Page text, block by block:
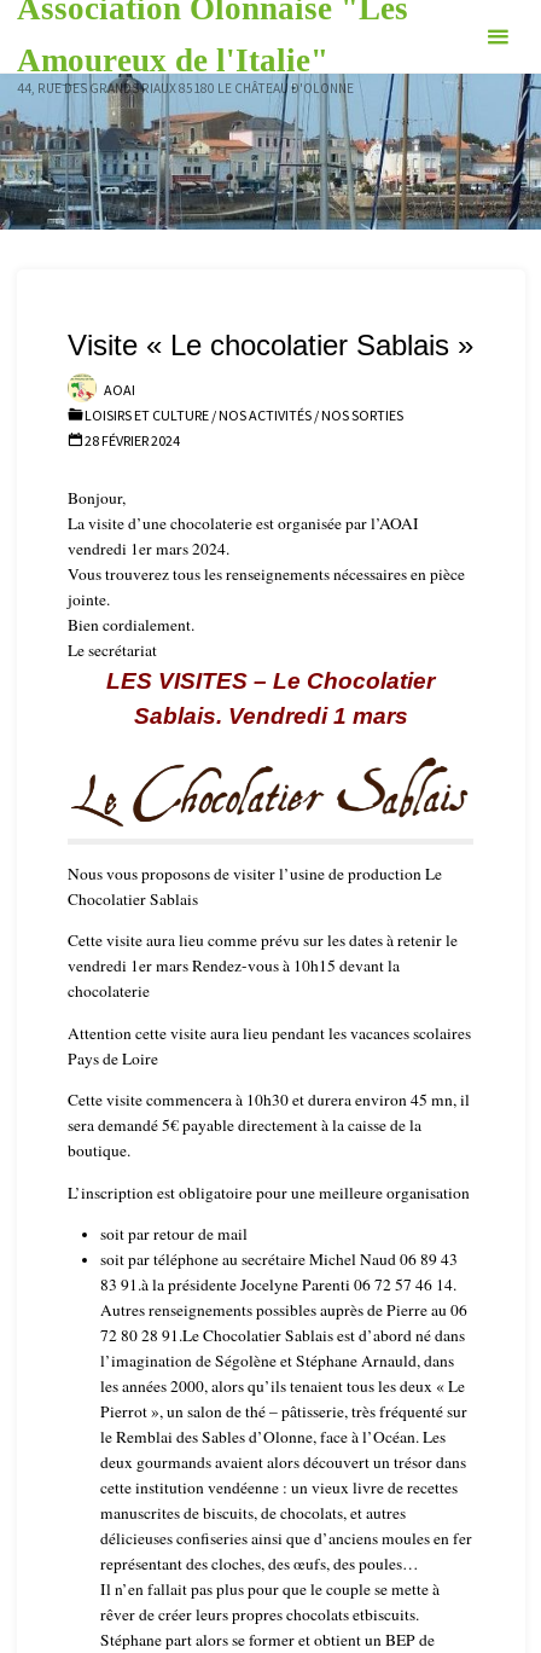
Skip
content
Association Olonnaise "Les
Amoureux de l'Italie"
44, RUE DES GRANDS RIAUX 85180 LE CHÂTEAU D'OLONNE
Visite « Le chocolatier Sablais »
AOAI
LOISIRS ET CULTURE /NOS ACTIVITÉS /NOS SORTIES
28 FÉVRIER 2024
Bonjour,
La visite d’une chocolaterie est organisée par l’AOAI
vendredi 1er mars 2024.
Vous trouverez tous les renseignements nécessaires en pièce
jointe.
Bien cordialement.
Le secrétariat
LES VISITES – Le Chocolatier
Sablais. Vendredi 1 mars
Nous vous proposons de visiter l’usine de production Le
Chocolatier Sablais
Cette visite aura lieu comme prévu sur les dates à retenir le
vendredi 1er mars Rendez-vous à 10h15 devant la
chocolaterie
Attention cette visite aura lieu pendant les vacances scolaires
Pays de Loire
Cette visite commencera à 10h30 et durera environ 45 mn, il
sera demandé 5€ payable directement à la caisse de la
boutique.
L’inscription est obligatoire pour une meilleure organisation
soit par retour de mail
soit par téléphone au secrétaire Michel Naud 06 89 43
83 91.à la présidente Jocelyne Parenti 06 72 57 46 14.
Autres renseignements possibles auprès de Pierre au 06
72 80 28 91.Le Chocolatier Sablais est d’abord né dans
l’imagination de Ségolène et Stéphane Arnauld, dans
les années 2000, alors qu’ils tenaient tous les deux « Le
Pierrot », un salon de thé – pâtisserie, très fréquenté sur
le Remblai des Sables d’Olonne, face à l’Océan. Les
deux gourmands avaient alors découvert un trésor dans
cette institution vendéenne : un vieux livre de recettes
manuscrites de biscuits, de chocolats, et autres
délicieuses confiseries ainsi que d’anciens moules en fer
représentant des cloches, des œufs, des poules…
Il n’en fallait pas plus pour que le couple se mette à
rêver de créer leurs propres chocolats etbiscuits.
Stéphane part alors se former et obtient un BEP de